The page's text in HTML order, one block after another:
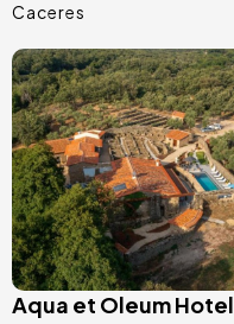
Caceres
Image
Aqua et Oleum Hotel